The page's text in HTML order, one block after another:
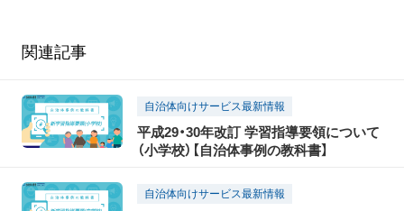
関連記事
自治体向けサービス最新情報
平成29・30年改訂 学習指導要領について
（小学校）【自治体事例の教科書】
自治体向けサービス最新情報